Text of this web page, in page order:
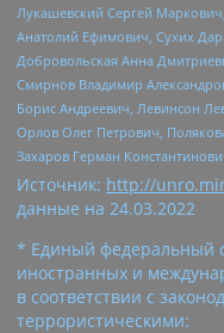
Лукашевский Сергей
Анатолий Ефимович, Сухих
Добровольская Анна
Смирнов Владимир
Борис Андреевич, Левинсон
Орлов Олег Петрович,
Захаров Герман
Источник: http://
данные на 24.03.2022
* Единый федеральный
иностранных и
в соответствии с
террористическими: